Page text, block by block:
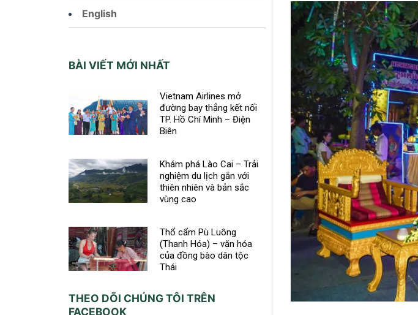
English
BÀI VIẾT MỚI NHẤT
Vietnam Airlines mở
đường bay thẳng kết nối
TP. Hồ Chí Minh – Điện
Biên
Khám phá Lào Cai – Trải
nghiệm du lịch gắn với
thiên nhiên và bản sắc
vùng cao
Thổ cẩm Pù Luông
(Thanh Hóa) – văn hóa
của đồng bào dân tộc
Thái
THEO DÕI CHÚNG TÔI TRÊN
FACEBOOK